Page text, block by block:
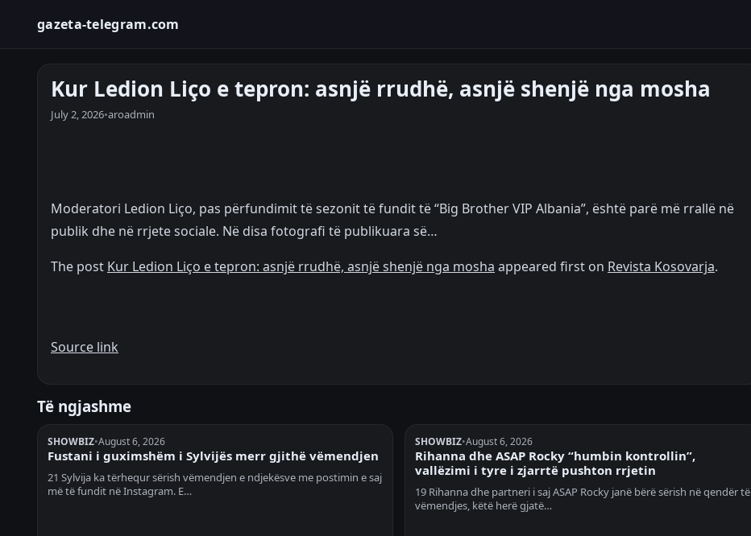
gazeta-telegram.com
Kur Ledion Liço e tepron: asnjë rrudhë, asnjë shenjë nga mosha
July 2, 2026•aroadmin
Moderatori Ledion Liço, pas përfundimit të sezonit të fundit të “Big Brother VIP Albania”, është parë më rrallë në
publik dhe në rrjete sociale. Në disa fotografi të publikuara së…
The post Kur Ledion Liço e tepron: asnjë rrudhë, asnjë shenjë nga mosha appeared first on Revista Kosovarja.
Source link
Të ngjashme
SHOWBIZ•August 6, 2026
Fustani i guximshëm i Sylvijës merr gjithë vëmendjen
21 Sylvija ka tërhequr sërish vëmendjen e ndjekësve me postimin e saj
më të fundit në Instagram. E…
SHOWBIZ•August 6, 2026
Rihanna dhe ASAP Rocky “humbin kontrollin”,
vallëzimi i tyre i zjarrtë pushton rrjetin
19 Rihanna dhe partneri i saj ASAP Rocky janë bërë sërish në qendër të
vëmendjes, këtë herë gjatë…